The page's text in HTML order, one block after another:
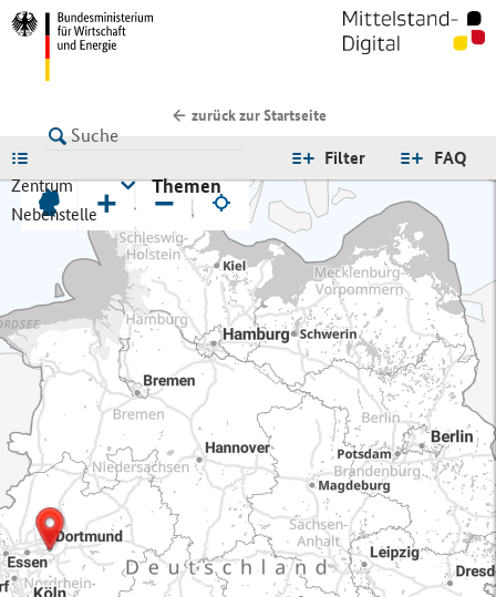
zurück zur Startseite
FAQ
Filter
Zentrum
Nebenstelle
Themen
+ −